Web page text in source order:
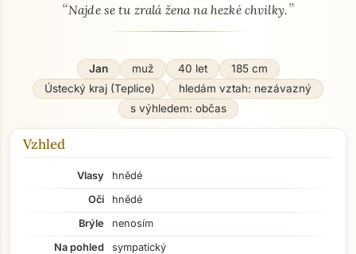
O mně - seznamka profil
“Najde se tu zralá žena na hezké chvilky.”
Jan muž 40 let
185 cm
Ústecký kraj (Teplice)
hledám vztah: nezávazný
s výhledem: občas
Vzhled
Vlasy
hnědé
Oči
hnědé
Brýle
nenosím
Na pohled
sympatický